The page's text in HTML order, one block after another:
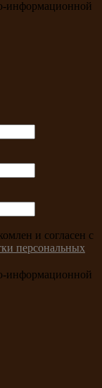
информационной
и согласен с
персональных
информационной